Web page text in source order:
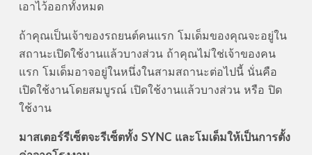
เอาไว้ออกทั้งหมด
ถ้าคุณเป็นเจ้าของรถยนต์คนแรก โมเด็มของคุณจะอยู่ใน
สถานะเปิดใช้งานแล้วบางส่วน ถ้าคุณไม่ใช่เจ้าของคน
แรก โมเด็มอาจอยู่ในหนึ่งในสามสถานะต่อไปนี้ นั่นคือ
เปิดใช้งานโดยสมบูรณ์ เปิดใช้งานแล้วบางส่วน หรือ ปิด
ใช้งาน
มาสเตอร์รีเซ็ตจะรีเซ็ตทั้ง SYNC และโมเด็มให้เป็นการตั้ง